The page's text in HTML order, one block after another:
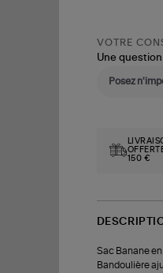
VOTRE
Une
150 €
Sac Banane en
Bandoulière